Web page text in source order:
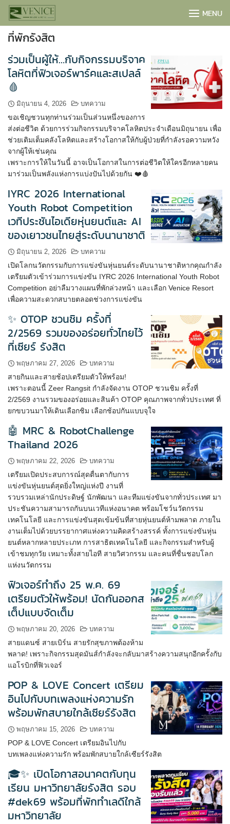
Skip
content
BOOK NOW
MENU
ที่พักรังสิต
ร่วมเป็นผู้ให้…กับกิจกรรมบริจาค
โลหิตที่ฟิวเจอร์พาร์คและสเปลล์
🩸
มิถุนายน 4, 2026 บทความ
ขอเชิญชวนทุกท่านร่วมเป็นส่วนหนึ่งของการ
ส่งต่อชีวิต ด้วยการร่วมกิจกรรมบริจาคโลหิตประจำเดือนมิถุนายน เพื่อ
ช่วยเติมเต็มคลังโลหิตและสร้างโอกาสให้กับผู้ป่วยที่กำลังรอความหวัง
จากผู้ให้เช่นคุณ
เพราะการให้ในวันนี้ อาจเป็นโอกาสในการต่อชีวิตให้ใครอีกหลายคน
มาร่วมเป็นพลังแห่งการแบ่งปันไปด้วยกัน ❤️🩸
IYRC 2026 International
Youth Robot Competition
เวทีประชันไอเดียหุ่นยนต์และ AI
ของเยาวชนไทยสู่ระดับนานาชาติ
มิถุนายน 2, 2026 บทความ
เปิดโลกนวัตกรรมกับการแข่งขันหุ่นยนต์ระดับนานาชาติหากคุณกำลัง
เตรียมตัวเข้าร่วมการแข่งขัน IYRC 2026 International Youth Robot
Competition อย่าลืมวางแผนที่พักล่วงหน้า และเลือก Venice Resort
เพื่อความสะดวกสบายตลอดช่วงการแข่งขัน
✨ OTOP ชวนชิม ครั้งที่
2/2569 รวมของอร่อยทั่วไทยไว้
ที่เซียร์ รังสิต
พฤษภาคม 27, 2026 บทความ
สายกินและสายช้อปเตรียมตัวให้พร้อม!
เพราะตอนนี้ Zeer Rangsit กำลังจัดงาน OTOP ชวนชิม ครั้งที่
2/2569 งานรวมของอร่อยและสินค้า OTOP คุณภาพจากทั่วประเทศ ที่
ยกขบวนมาให้เดินเลือกชิม เลือกช้อปกันแบบจุใจ
🤖 MRC & RobotChallenge
Thailand 2026
พฤษภาคม 22, 2026 บทความ
เตรียมเปิดประสบการณ์สุดตื่นตากับการ
แข่งขันหุ่นยนต์สุดยิ่งใหญ่แห่งปี งานที่
รวบรวมเหล่านักประดิษฐ์ นักพัฒนา และทีมแข่งขันจากทั่วประเทศ มา
ประชันความสามารถกันบนเวทีแห่งอนาคต พร้อมโชว์นวัตกรรม
เทคโนโลยี และการแข่งขันสุดเข้มข้นที่สายหุ่นยนต์ห้ามพลาด ภายใน
งานเต็มไปด้วยบรรยากาศแห่งความคิดสร้างสรรค์ ทั้งการแข่งขันหุ่น
ยนต์หลากหลายประเภท การสาธิตเทคโนโลยี และกิจกรรมสำหรับผู้
เข้าชมทุกวัย เหมาะทั้งสายไอที สายวิศวกรรม และคนที่ชื่นชอบโลก
แห่งนวัตกรรม
ฟิวเจอร์ทำถึง 25 พ.ค. 69
เตรียมตัวให้พร้อม! นัดกันออกส
เต็ปแบบจัดเต็ม
พฤษภาคม 20, 2026 บทความ
สายแดนซ์ สายเบิร์น สายรักสุขภาพต้องห้าม
พลาด! เพราะกิจกรรมสุดมันส์กำลังจะกลับมาสร้างความสนุกอีกครั้งกับ
แอโรบิกที่ฟิวเจอร์
POP & LOVE Concert เตรียม
อินไปกับบทเพลงแห่งความรัก
พร้อมพักสบายใกล้เซียร์รังสิต
พฤษภาคม 15, 2026 บทความ
POP & LOVE Concert เตรียมอินไปกับ
บทเพลงแห่งความรัก พร้อมพักสบายใกล้เซียร์รังสิต
🎓✨ เปิดโอกาสอนาคตกับทุน
เรียน มหาวิทยาลัยรังสิต รอบ
#dek69 พร้อมที่พักทำเลดีใกล้
มหาวิทยาลัย